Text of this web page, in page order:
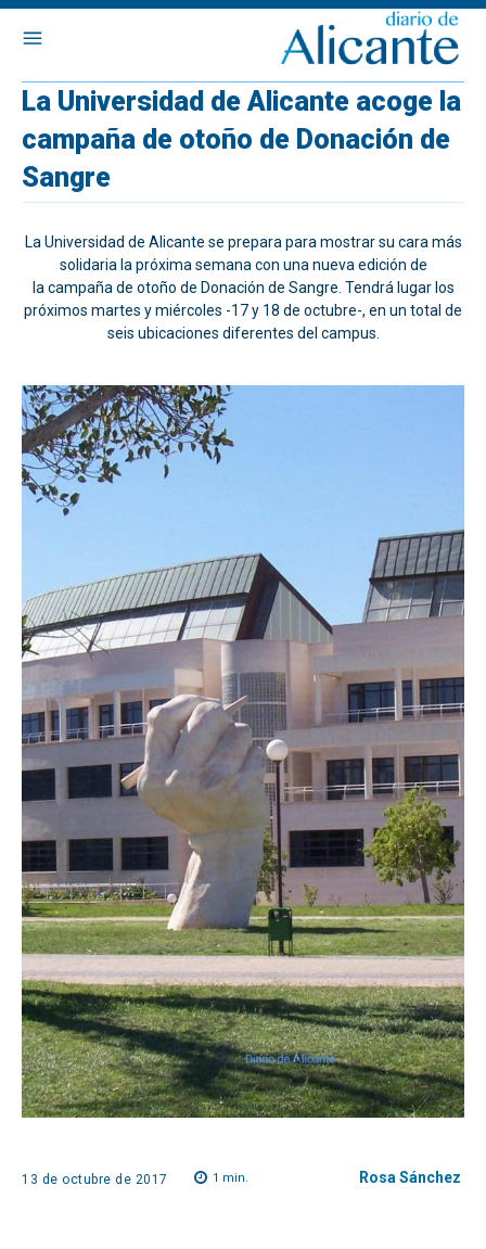
La Universidad de Alicante acoge la
campaña de otoño de Donación de
Sangre
La Universidad de Alicante se prepara para mostrar su cara más
solidaria la próxima semana con una nueva edición de
la campaña de otoño de Donación de Sangre. Tendrá lugar los
próximos martes y miércoles -17 y 18 de octubre-, en un total de
seis ubicaciones diferentes del campus.
13 de octubre de 2017 1 min. Rosa Sánchez